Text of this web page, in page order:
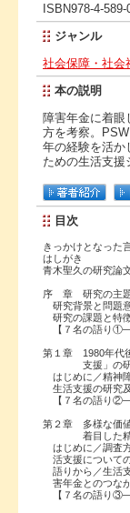
ISBN978-4-589-
ジャンル
社会保障・社会
本の説明
障害年金に着眼
方を考察。
年の経験を活か
ための生活支援
目次
きっかけとなった
はしがき
青木聖久の研究論
序 章 研究の主
研究背景と問題
研究の課題と特
【７名の語り①―
第１章 1980年代
支援」の研究
はじめに／精神
生活支援の研究
【７名の語り②―
第２章 多様な価
着目した精神
はじめに／調査
活支援について
語りから／生活
害年金とのつな
【７名の語り③―